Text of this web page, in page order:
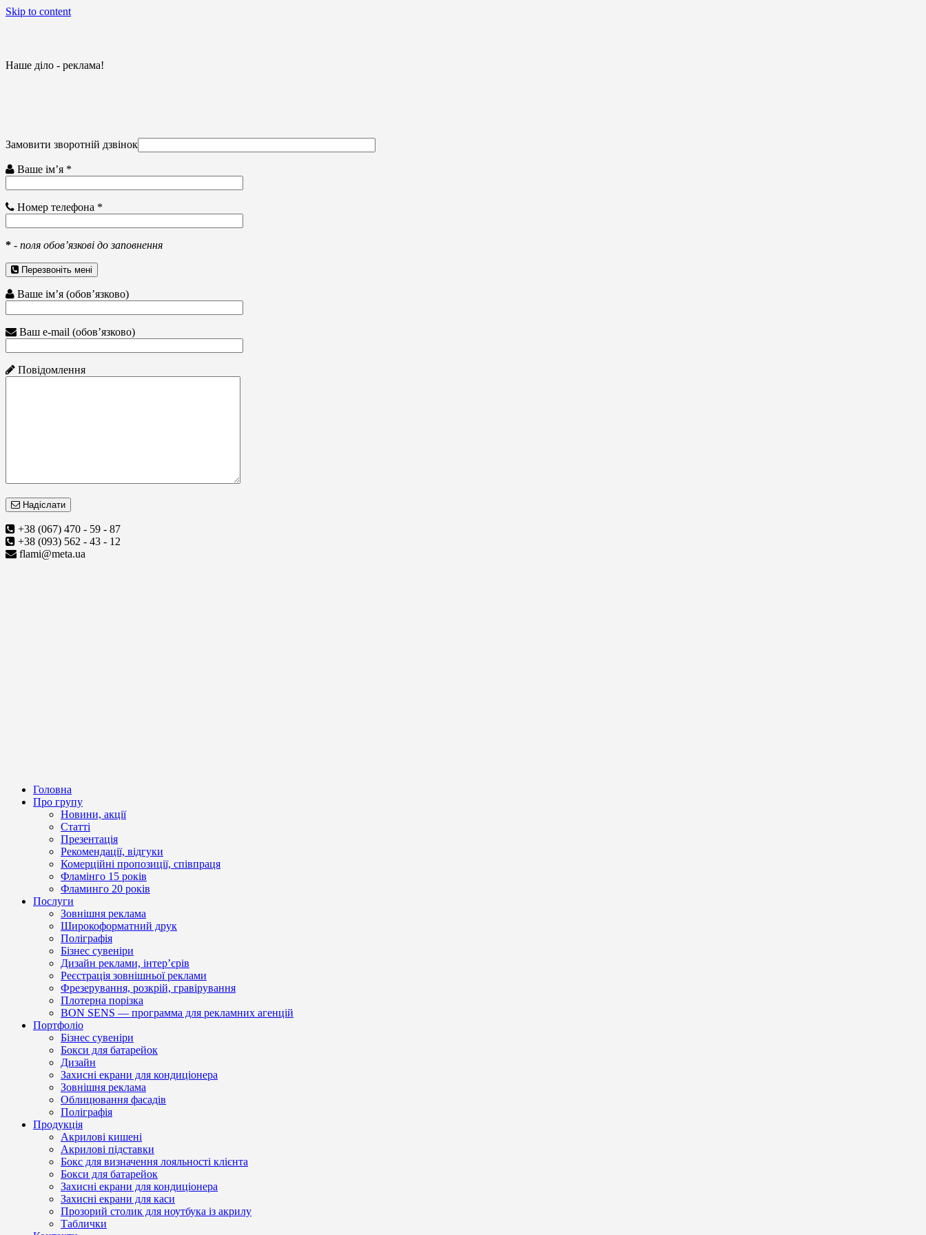
Skip to content
Наше діло - реклама!
Замовити зворотній дзвінок
Ваше ім’я *
Номер телефона *
* - поля обов’язкові до заповнення
Перезвоніть мені
Ваше ім’я (обов’язково)
Ваш e-mail (обов’язково)
Повідомлення
Надіслати
+38 (067) 470 - 59 - 87
+38 (093) 562 - 43 - 12
flami@meta.ua
Головна
Про групу
Новини, акції
Статті
Презентація
Рекомендації, відгуки
Комерційні пропозиції, співпраця
Фламінго 15 років
Фламинго 20 років
Послуги
Зовнішня реклама
Широкоформатний друк
Поліграфія
Бізнес сувеніри
Дизайн реклами, інтер’єрів
Реєстрація зовнішньої реклами
Фрезерування, розкрій, гравірування
Плотерна порізка
BON SENS — программа для рекламних агенцій
Портфоліо
Бізнес сувеніри
Бокси для батарейок
Дизайн
Захисні екрани для кондиціонера
Зовнішня реклама
Облицювання фасадів
Поліграфія
Продукція
Акрилові кишені
Акрилові підставки
Бокс для визначення лояльності клієнта
Бокси для батарейок
Захисні екрани для кондиціонера
Захисні екрани для каси
Прозорий столик для ноутбука із акрилу
Таблички